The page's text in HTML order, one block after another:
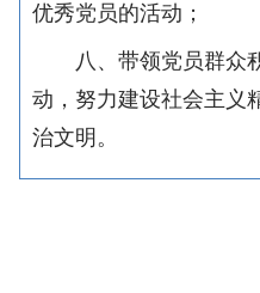
优秀党员的活动；
八、带领党员群众
动，努力建设社会主义
治文明。